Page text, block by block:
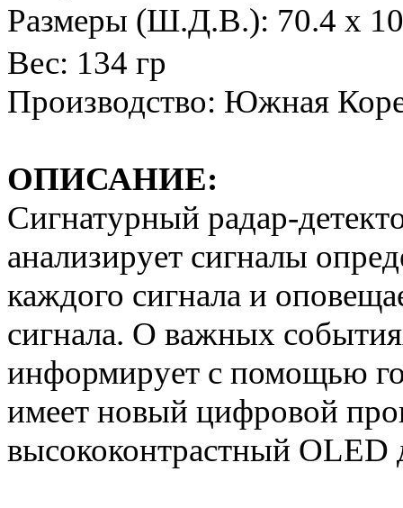
Размеры (Ш.Д.В.): 70.4 x
Вес: 134 гр
Производство: Южная
ОПИСАНИЕ:
Сигнатурный радар-
анализирует сигналы
каждого сигнала и
сигнала. О важных
информирует с помощью
имеет новый цифровой
высококонтрастный OLED